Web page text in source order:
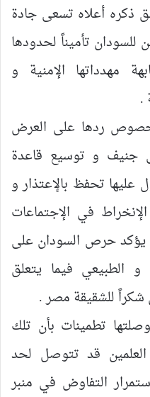
ذكره أعلاه تسعى جادة
تأميناً لحدودها
مهدداتها الإمنية و
.
ردها على العرض
جنيف و توسيع قاعدة
عليها تحفظ بالإعتذار و
في الإجتماعات
حرص السودان على
الطبيعي فيما يتعلق
شكراً للشقيقة مصر .
تطمينات بأن تلك
قد تتوصل لحد
التفاوض في منبر